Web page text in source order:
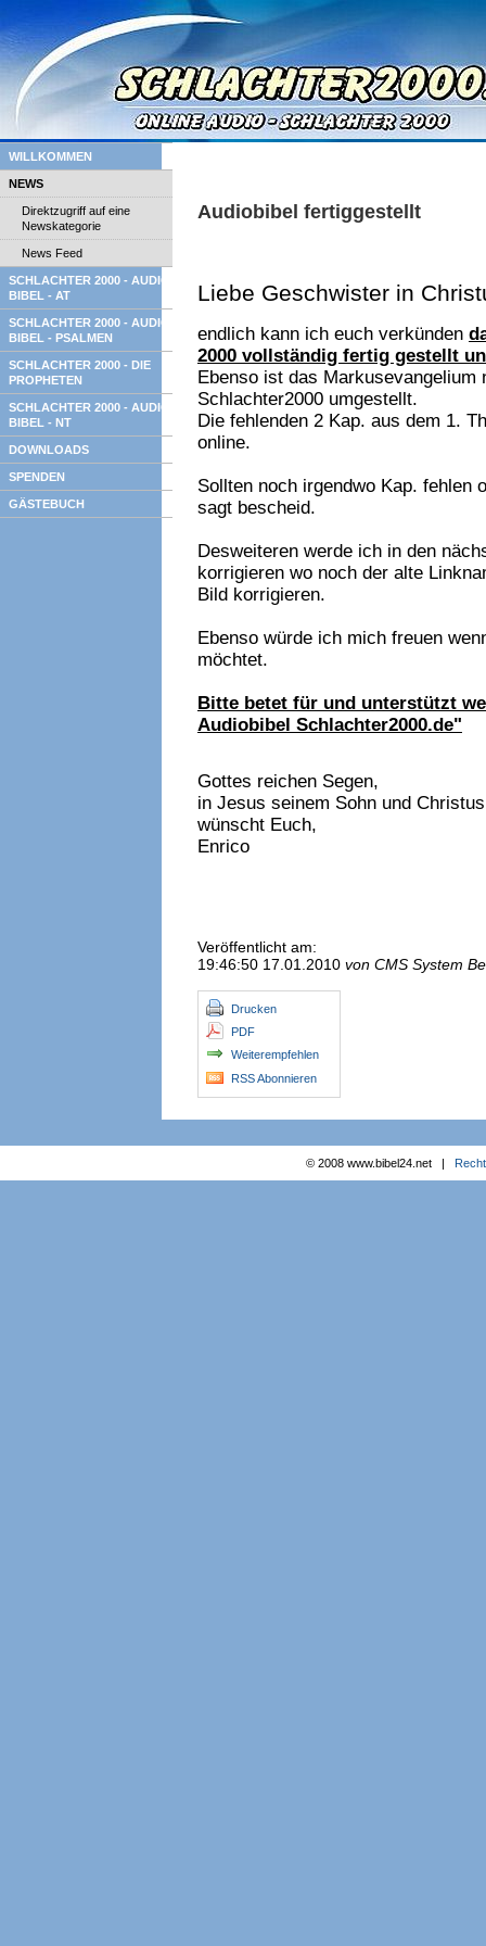
WILLKOMMEN
NEWS
Direktzugriff auf eine
Newskategorie
News Feed
SCHLACHTER 2000 - AUDIO
BIBEL - AT
SCHLACHTER 2000 - AUDIO
BIBEL - PSALMEN
SCHLACHTER 2000 - DIE
PROPHETEN
SCHLACHTER 2000 - AUDIO
BIBEL - NT
DOWNLOADS
SPENDEN
GÄSTEBUCH
Audiobibel fertiggestellt
Liebe Geschwister in
endlich kann ich euch verkünden
2000 vollständig fertig gestellt
Ebenso ist das Markusevangelium
Schlachter2000 umgestellt.
Die fehlenden 2 Kap. aus dem 1.
online.
Sollten noch irgendwo Kap. fehlen
sagt bescheid.
Desweiteren werde ich in den
korrigieren wo noch der alte
Bild korrigieren.
Ebenso würde ich mich freuen
möchtet.
Bitte betet für und unterstützt
Audiobibel Schlachter2000.de"
Gottes reichen Segen,
in Jesus seinem Sohn und
wünscht Euch,
Enrico
Veröffentlicht am:
19:46:50 17.01.2010 von CMS System
Drucken
PDF
Weiterempfehlen
RSS Abonnieren
© 2008 www.bibel24.net |